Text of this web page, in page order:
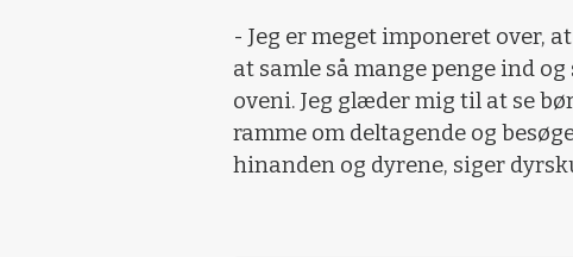
- Jeg er meget imponeret over,
at samle så mange penge ind
oveni. Jeg glæder mig til at se
ramme om deltagende og
hinanden og dyrene, siger